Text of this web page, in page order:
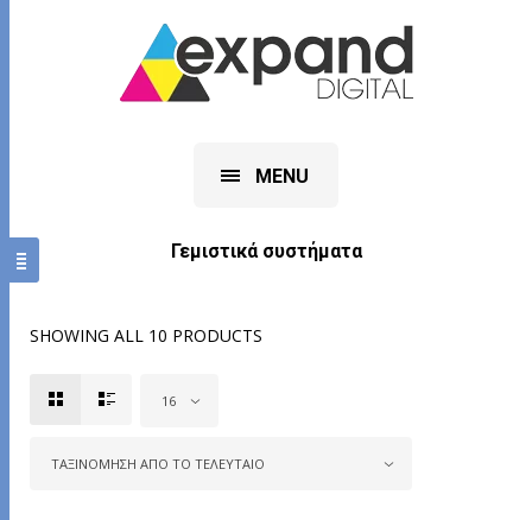
MENU
Γεμιστικά συστήματα
SHOWING ALL 10 PRODUCTS
16
ΤΑΞΙΝΌΜΗΣΗ ΑΠΌ ΤΟ ΤΕΛΕΥΤΑΊΟ